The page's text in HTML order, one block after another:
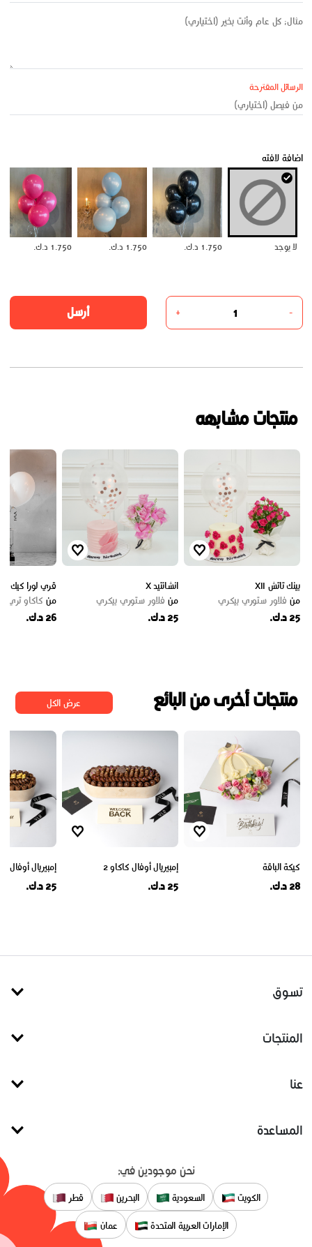
الرسائل المقترحة
اضافة لافته
لا يوجد 1.750 د.ك. 1.750 د.ك. 1.750 د.ك.
-
+ أرسل
منتجات مشابهه
بينك تاتش XII
من فلاور ستوري بيكري
25 د.ك.
انشانتيد X
من فلاور ستوري بيكري
25 د.ك.
قري لورا كيك 2
من كاكاو تري
26 د.ك.
منتجات أخرى من البائع عرض الكل
كيكة الباقة
28 د.ك.
إمبيريال أوفال كاكاو 2
25 د.ك.
إمبيريال أوفال
25 د.ك.
تسوق
المنتجات
عنا
المساعدة
نحن موجودين في:
الكويت السعودية البحرين قطر
الإمارات العربية المتحدة عمان